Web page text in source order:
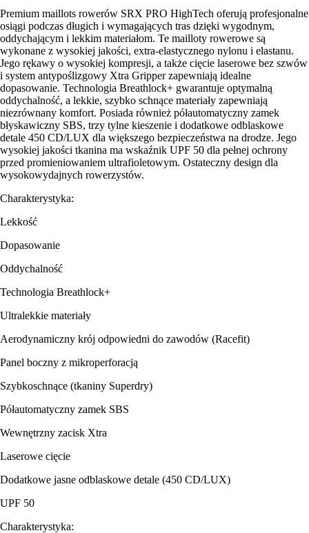
Premium maillots rowerów SRX PRO HighTech oferują profesjonalne
osiągi podczas długich i wymagających tras dzięki wygodnym,
oddychającym i lekkim materiałom. Te mailloty rowerowe są
wykonane z wysokiej jakości, extra-elastycznego nylonu i elastanu.
Jego rękawy o wysokiej kompresji, a także cięcie laserowe bez szwów
i system antypoślizgowy Xtra Gripper zapewniają idealne
dopasowanie. Technologia Breathlock+ gwarantuje optymalną
oddychalność, a lekkie, szybko schnące materiały zapewniają
niezrównany komfort. Posiada również półautomatyczny zamek
błyskawiczny SBS, trzy tylne kieszenie i dodatkowe odblaskowe
detale 450 CD/LUX dla większego bezpieczeństwa na drodze. Jego
wysokiej jakości tkanina ma wskaźnik UPF 50 dla pełnej ochrony
przed promieniowaniem ultrafioletowym. Ostateczny design dla
wysokowydajnych rowerzystów.
Charakterystyka:
Lekkość
Dopasowanie
Oddychalność
Technologia Breathlock+
Ultralekkie materiały
Aerodynamiczny krój odpowiedni do zawodów (Racefit)
Panel boczny z mikroperforacją
Szybkoschnące (tkaniny Superdry)
Półautomatyczny zamek SBS
Wewnętrzny zacisk Xtra
Laserowe cięcie
Dodatkowe jasne odblaskowe detale (450 CD/LUX)
UPF 50
Charakterystyka: